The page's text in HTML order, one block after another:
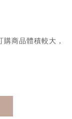
商品體積較大，